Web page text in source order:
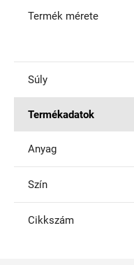
Termék mérete
Súly
Termékadatok
Anyag
Szín
Cikkszám